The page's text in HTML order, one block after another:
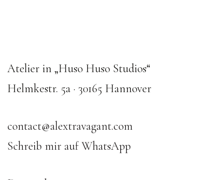
Atelier in „Huso Huso Studios“
Helmkestr. 5a · 30165 Hannover
contact@alextravagant.com
Schreib mir auf WhatsApp